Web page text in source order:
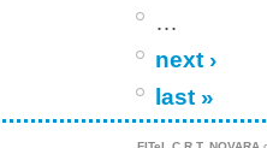
…
next ›
last »